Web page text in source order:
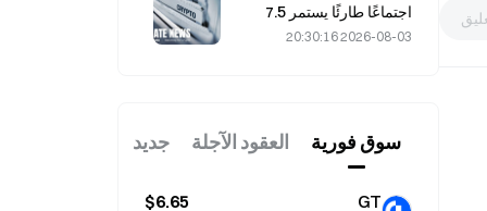
اجتماعًا طارئًا يستمر 7.5
ساعات بشأن الإسكان والأسهم
2026-08-03 20:30:16
سوق فوریة العقود الآجلة جديد
GT
$6.65